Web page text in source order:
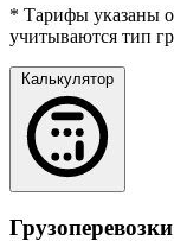
* Тарифы указаны
учитываются тип
Калькулятор